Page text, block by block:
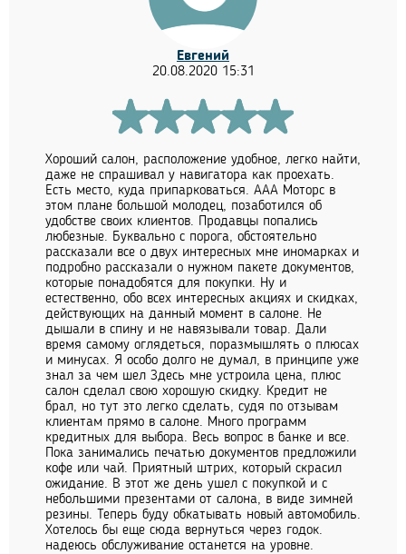
Евгений
20.08.2020 15:31
Хороший салон, расположение удобное, легко найти,
даже не спрашивал у навигатора как проехать.
Есть место, куда припарковаться. ААА Моторс в
этом плане большой молодец, позаботился об
удобстве своих клиентов. Продавцы попались
любезные. Буквально с порога, обстоятельно
рассказали все о двух интересных мне иномарках и
подробно рассказали о нужном пакете документов,
которые понадобятся для покупки. Ну и
естественно, обо всех интересных акциях и скидках,
действующих на данный момент в салоне. Не
дышали в спину и не навязывали товар. Дали
время самому оглядеться, поразмышлять о плюсах
и минусах. Я особо долго не думал, в принципе уже
знал за чем шел Здесь мне устроила цена, плюс
салон сделал свою хорошую скидку. Кредит не
брал, но тут это легко сделать, судя по отзывам
клиентам прямо в салоне. Много программ
кредитных для выбора. Весь вопрос в банке и все.
Пока занимались печатью документов предложили
кофе или чай. Приятный штрих, который скрасил
ожидание. В этот же день ушел с покупкой и с
небольшими презентами от салона, в виде зимней
резины. Теперь буду обкатывать новый автомобиль.
Хотелось бы еще сюда вернуться через годок.
надеюсь обслуживание останется на уровне.